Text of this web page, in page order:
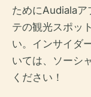
ためにAudialaア
テの観光スポッ
い。インサイダ
いては、ソーシ
ください！